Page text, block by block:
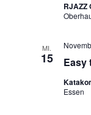
RJAZZ
MI.
15 Easy
Essen